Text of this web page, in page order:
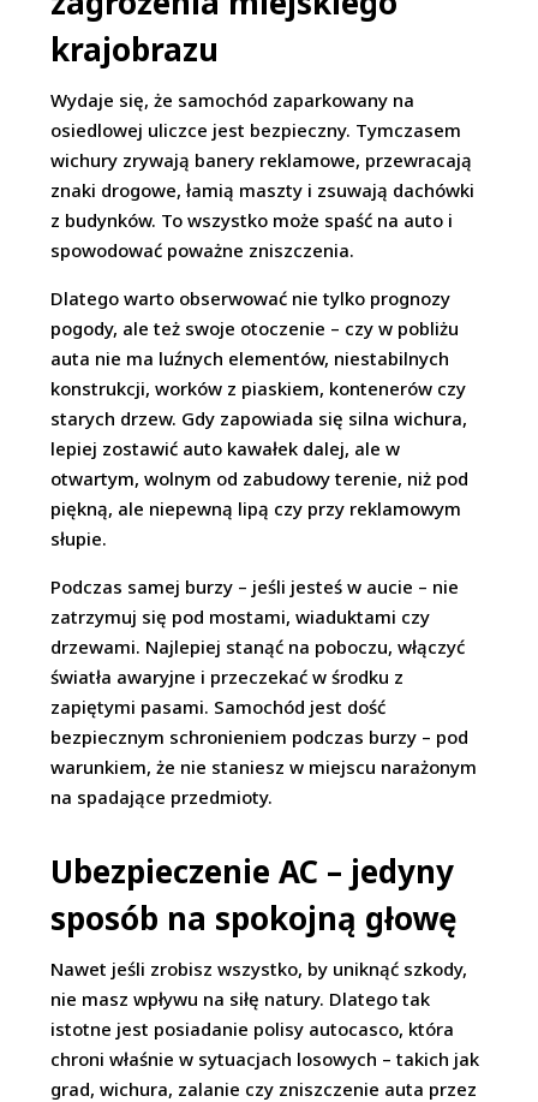
krajobrazu
Wydaje się, że samochód zaparkowany na
osiedlowej uliczce jest bezpieczny. Tymczasem
wichury zrywają banery reklamowe, przewracają
znaki drogowe, łamią maszty i zsuwają dachówki
z budynków. To wszystko może spaść na auto i
spowodować poważne zniszczenia.
Dlatego warto obserwować nie tylko prognozy
pogody, ale też swoje otoczenie – czy w pobliżu
auta nie ma luźnych elementów, niestabilnych
konstrukcji, worków z piaskiem, kontenerów czy
starych drzew. Gdy zapowiada się silna wichura,
lepiej zostawić auto kawałek dalej, ale w
otwartym, wolnym od zabudowy terenie, niż pod
piękną, ale niepewną lipą czy przy reklamowym
słupie.
Podczas samej burzy – jeśli jesteś w aucie – nie
zatrzymuj się pod mostami, wiaduktami czy
drzewami. Najlepiej stanąć na poboczu, włączyć
światła awaryjne i przeczekać w środku z
zapiętymi pasami. Samochód jest dość
bezpiecznym schronieniem podczas burzy – pod
warunkiem, że nie staniesz w miejscu narażonym
na spadające przedmioty.
Ubezpieczenie AC – jedyny
sposób na spokojną głowę
Nawet jeśli zrobisz wszystko, by uniknąć szkody,
nie masz wpływu na siłę natury. Dlatego tak
istotne jest posiadanie polisy autocasco, która
chroni właśnie w sytuacjach losowych – takich jak
grad, wichura, zalanie czy zniszczenie auta przez